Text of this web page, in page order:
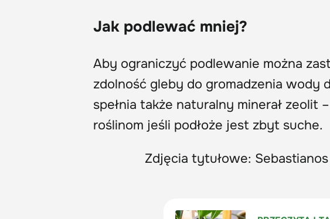
Jak podlewać mniej?
Aby ograniczyć podlewanie można
zdolność gleby do gromadzenia wody
spełnia także naturalny minerał zeolit
roślinom jeśli podłoże jest zbyt suche.
Zdjęcia tytułowe: